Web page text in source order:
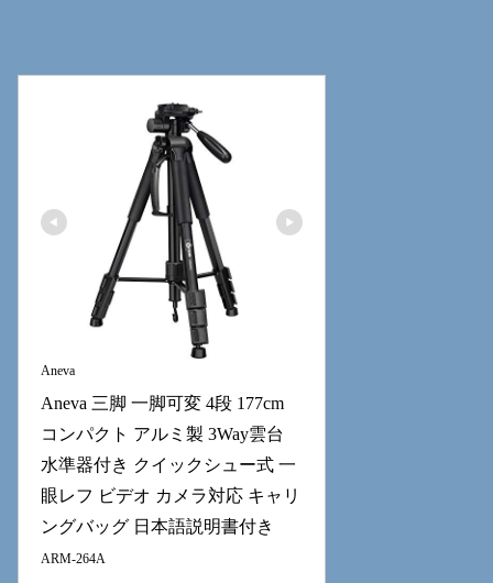
Aneva
Aneva 三脚 一脚可変 4段 177cm
コンパクト アルミ製 3Way雲台
水準器付き クイックシュー式 一
眼レフ ビデオ カメラ対応 キャリ
ングバッグ 日本語説明書付き
ARM-264A